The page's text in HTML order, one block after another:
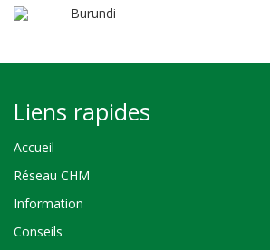
Burundi
Liens rapides
Accueil
Réseau CHM
Information
Conseils